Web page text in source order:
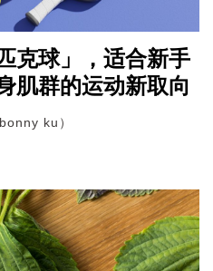
克球」，适合新手
肌群的运动新取向
ku）